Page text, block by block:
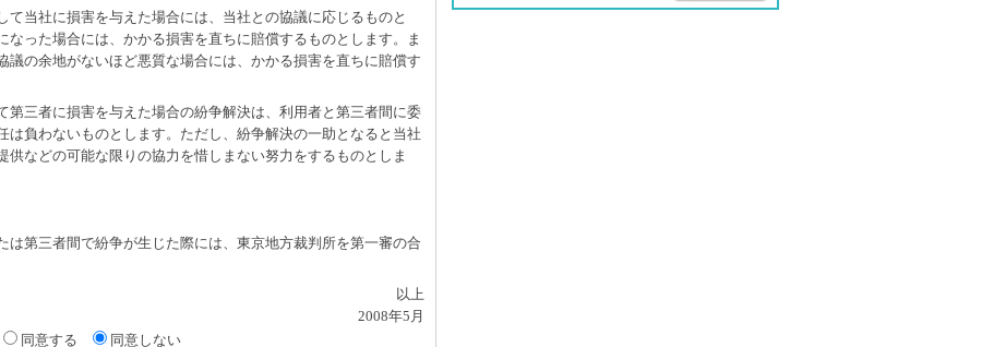
て当社に損害を与えた場合には、当社との協議に応じるものと
なった場合には、かかる損害を直ちに賠償するものとします。ま
議の余地がないほど悪質な場合には、かかる損害を直ちに賠償す
第三者に損害を与えた場合の紛争解決は、利用者と第三者間に委
は負わないものとします。ただし、紛争解決の一助となると当社
供などの可能な限りの協力を惜しまない努力をするものとしま
は第三者間で紛争が生じた際には、東京地方裁判所を第一審の合
以上
2008年5月
同意する
同意しない